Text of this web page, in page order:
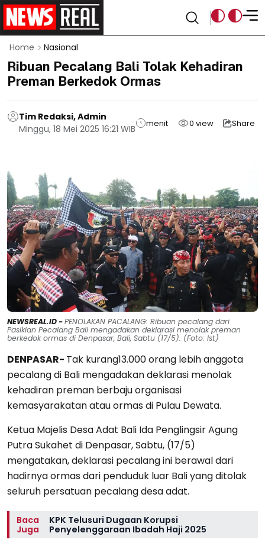
Home Nasional
Ribuan Pecalang Bali Tolak Kehadiran
Preman Berkedok Ormas
Tim Redaksi, Admin
Minggu, 18 Mei 2025 16:21 WIB
menit 0 view Share
NEWSREAL.ID -PENOLAKAN PACALANG: Ribuan pecalang dari
Pasikian Pecalang Bali mengadakan deklarasi menolak preman
berkedok ormas di Denpasar, Bali, Sabtu (17/5). (Foto: Ist)
DENPASAR- Tak kurang13.000 orang lebih anggota
pecalang di Bali mengadakan deklarasi menolak
kehadiran preman berbaju organisasi
kemasyarakatan atau ormas di Pulau Dewata.
Ketua Majelis Desa Adat Bali Ida Penglingsir Agung
Putra Sukahet di Denpasar, Sabtu, (17/5)
mengatakan, deklarasi pecalang ini berawal dari
hadirnya ormas dari penduduk luar Bali yang ditolak
seluruh persatuan pecalang desa adat.
Baca
Juga
KPK Telusuri Dugaan Korupsi
Penyelenggaraan Ibadah Haji 2025